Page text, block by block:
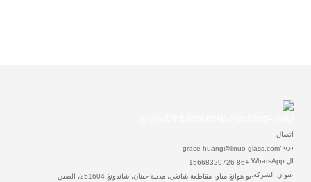
اتصال
بريد:grace-huang@linuo-glass.com
ال WhatsApp:
+86 15668329726
عنوان الشركة:يو هوانغ مياو، مقاطعة شانغي، مدينة جينان، شاندونغ 251604، الصين